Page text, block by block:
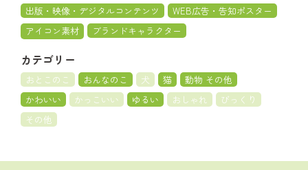
出版・映像・デジタルコンテンツ
WEB広告・告知ポスター
アイコン素材
ブランドキャラクター
カテゴリー
おとこのこ おんなのこ 犬 猫
動物 その他
かわいい
かっこいい ゆるい おしゃれ
びっくり
その他